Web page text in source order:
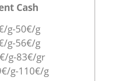
Cash
g-50€/g
g-56€/g
g-83€/gr
g-110€/g